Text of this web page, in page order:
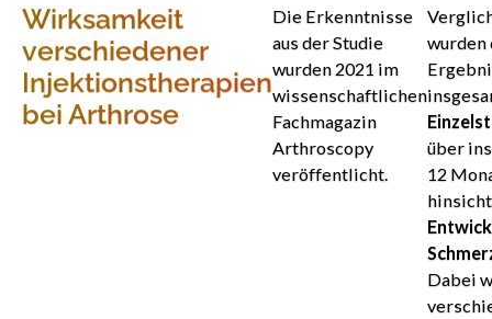
Wirksamkeit
verschiedener
Injektionstherapien
bei Arthrose
Die Erkenntnisse
aus der Studie
wurden 2021 im
wissenschaftlichen
Fachmagazin
Arthroscopy
veröffentlicht.
wurden
über
12
Dabei